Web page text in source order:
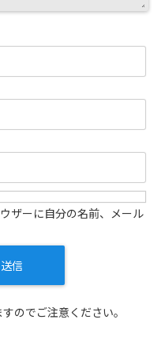
ザーに自分の名前、メール
のでご注意ください。